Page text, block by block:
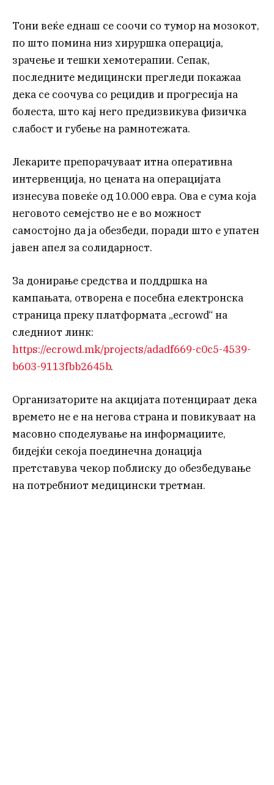
Тони веќе еднаш се соочи со тумор на мозокот,
по што помина низ хируршка операција,
зрачење и тешки хемотерапии. Сепак,
последните медицински прегледи покажаа
дека се соочува со рецидив и прогресија на
болеста, што кај него предизвикува физичка
слабост и губење на рамнотежата.
Лекарите препорачуваат итна оперативна
интервенција, но цената на операцијата
изнесува повеќе од 10.000 евра. Ова е сума која
неговото семејство не е во можност
самостојно да ја обезбеди, поради што е упатен
јавен апел за солидарност.
За донирање средства и поддршка на
кампањата, отворена е посебна електронска
страница преку платформата „ecrowd“ на
следниот линк:
https://ecrowd.mk/projects/adadf669-c0c5-4539-
b603-9113fbb2645b.
Организаторите на акцијата потенцираат дека
времето не е на негова страна и повикуваат на
масовно споделување на информациите,
бидејќи секоја поединечна донација
претставува чекор поблиску до обезбедување
на потребниот медицински третман.